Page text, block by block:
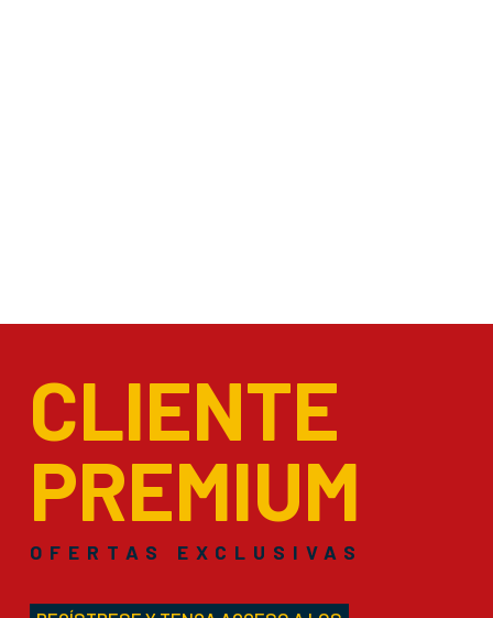
CLIENTE
PREMIUM
OFERTAS EXCLUSIVAS